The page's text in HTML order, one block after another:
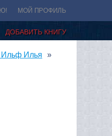
МОЙ ПРОФИЛЬ
ДОБАВИТЬ КНИГУ
Ильф Илья